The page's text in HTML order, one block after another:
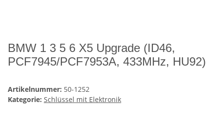
BMW 1 3 5 6 X5 Upgrade (ID46,
PCF7945/PCF7953A, 433MHz, HU92)
Artikelnummer: 50-1252
Kategorie: Schlüssel mit Elektronik